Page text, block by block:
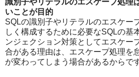
識別子やリテラルのエスケープ処理
いことが目的
SQLの識別子やリテラルのエスケー
しく構成するために必要なSQLの基
ンジェクション対策としてエスケー
合がある理由は、エスケープ処理を
が変わってしまう場合があるからです